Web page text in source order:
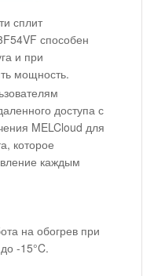
сплит
способен
и при
мощность.
доступа с
MELCloud для
которое
каждым
на обогрев при
-15°C.